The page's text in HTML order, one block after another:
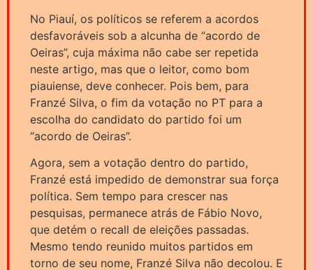
No Piauí, os políticos se referem a acordos
desfavoráveis sob a alcunha de “acordo de
Oeiras”, cuja máxima não cabe ser repetida
neste artigo, mas que o leitor, como bom
piauiense, deve conhecer. Pois bem, para
Franzé Silva, o fim da votação no PT para a
escolha do candidato do partido foi um
“acordo de Oeiras”.
Agora, sem a votação dentro do partido,
Franzé está impedido de demonstrar sua força
política. Sem tempo para crescer nas
pesquisas, permanece atrás de Fábio Novo,
que detém o recall de eleições passadas.
Mesmo tendo reunido muitos partidos em
torno de seu nome, Franzé Silva não decolou. E